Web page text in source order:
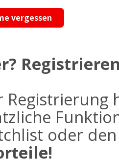
vergessen
Registrierung
oder